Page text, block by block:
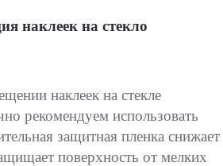
наклеек на стекло
наклеек на стекле
рекомендуем использовать
защитная пленка снижает
поверхность от мелких